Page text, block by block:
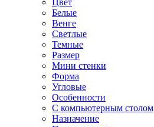
Цвет
Белые
Венге
Светлые
Темные
Размер
Мини стенки
Форма
Угловые
Особенности
С компьютерным столом
Назначение